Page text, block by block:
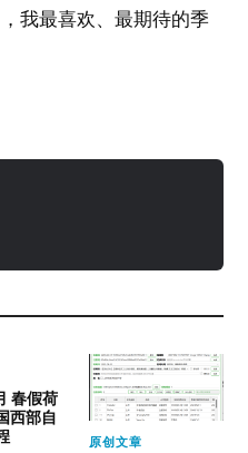
我最喜欢、最期待的季
春假荷
西部自
原创文章